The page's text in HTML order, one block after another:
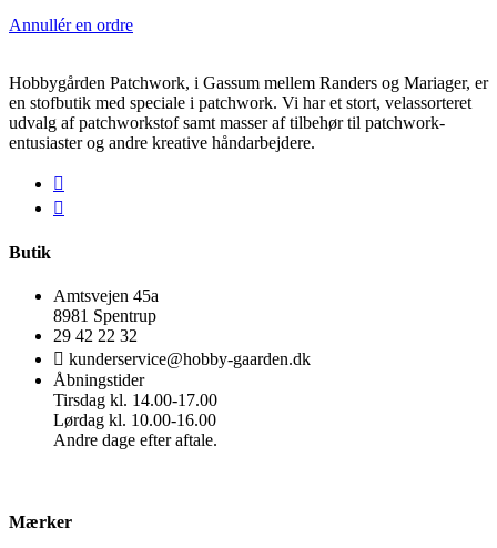
Annullér en ordre
Hobbygården Patchwork, i Gassum mellem Randers og Mariager, er
en stofbutik med speciale i patchwork. Vi har et stort, velassorteret
udvalg af patchworkstof samt masser af tilbehør til patchwork-
entusiaster og andre kreative håndarbejdere.
Butik
Amtsvejen 45a
8981 Spentrup
29 42 22 32
kunderservice@hobby-gaarden.dk
Åbningstider
Tirsdag kl. 14.00-17.00
Lørdag kl. 10.00-16.00
Andre dage efter aftale.
Mærker